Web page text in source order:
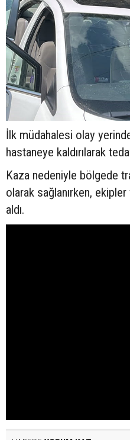
İlk müdahalesi olay
hastaneye kaldırılarak
Kaza nedeniyle bölgede
olarak sağlanırken,
aldı.